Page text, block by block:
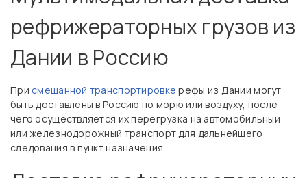
рефрижераторных грузов из
Дании в Россию
При смешанной транспортировке рефы из Дании могут
быть доставлены в Россию по морю или воздуху, после
чего осуществляется их перегрузка на автомобильный
или железнодорожный транспорт для дальнейшего
следования в пункт назначения.